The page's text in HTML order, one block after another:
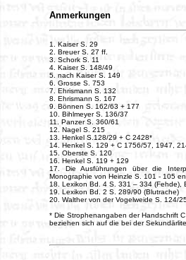
Anmerkungen
1. Kaiser S. 29
2. Breuer S. 27 ff.
3. Schork S. 11
4. Kaiser S. 148/49
5. nach Kaiser S. 149
6. Grosse S. 753
7. Ehrismann S. 132
8. Ehrismann S. 167
9. Bönnen S. 162/63 + 177
10. Bihlmeyer S. 136/37
11. Panzer S. 360/61
12. Nagel S. 215
13. Henkel S.128/29 + C 2428*
14. Henkel S. 129 + C 1756/57, 1947,
15. Oberste S. 120
16. Henkel S. 119 + 129
17. Die Ausführungen über die
Monographie von Heinzle S. 101 - 105
18. Lexikon Bd. 4 S. 331 – 334 (Fehde),
19. Lexikon Bd. 2 S. 289/90 (Blutrache)
20. Walther von der Vogelweide S. 124/
* Die Strophenangaben der Handschrift C
beziehen sich auf die bei der